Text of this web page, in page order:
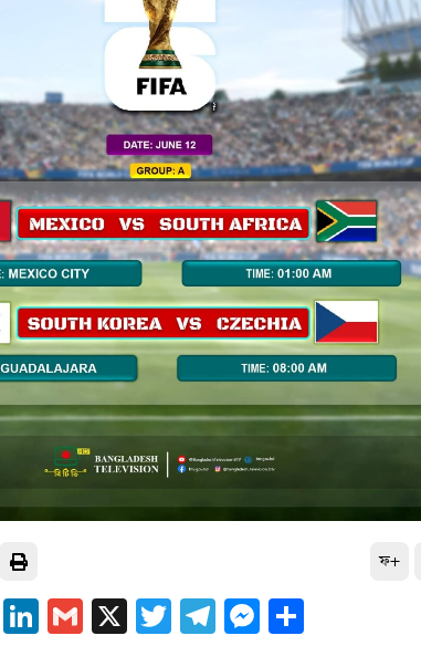
ফ+
Pinterest
LinkedIn
Gmail
X Twitter
Telegram
Messenger